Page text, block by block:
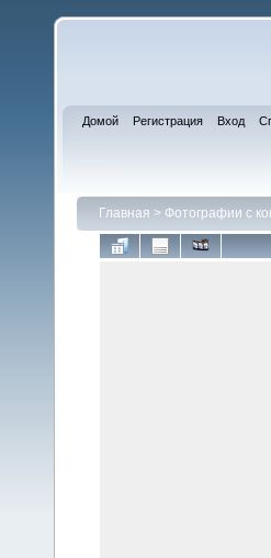
Домой Регистрация Вход
Главная > Фотографии с